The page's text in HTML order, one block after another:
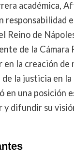
académica,
responsabilidad
Reino de
de la Cámara
la creación de
la justicia en
en una posición
y difundir su